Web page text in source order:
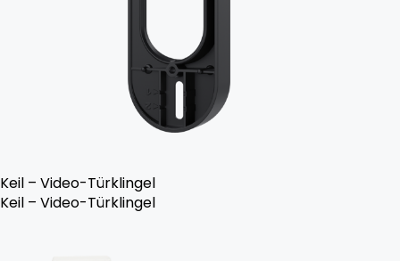
Keil – Video-Türklingel
Keil – Video-Türklingel